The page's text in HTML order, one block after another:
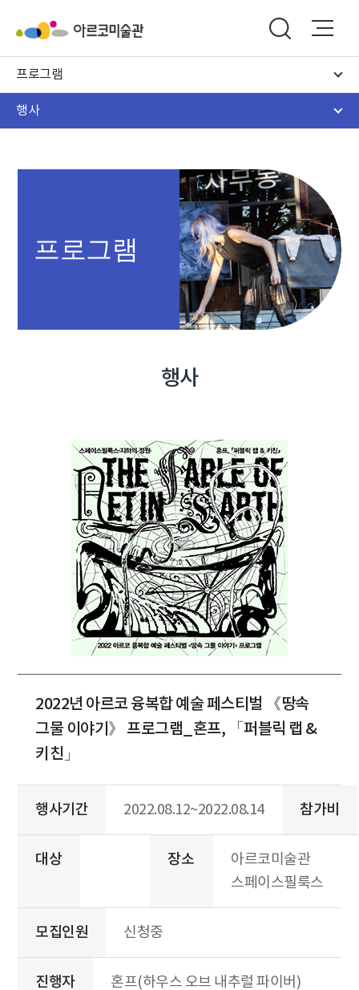
프로그램
행사
프로그램
행사
2022년 아르코 융복합 예술 페스티벌 《땅속
그물 이야기》 프로그램_혼프, 「퍼블릭 랩 &
키친」
행사기간 2022.08.12~2022.08.14 참가비
대상 장소
아르코미술관
스페이스필룩스
모집인원 신청중
진행자 혼프(하우스 오브 내추럴 파이버)